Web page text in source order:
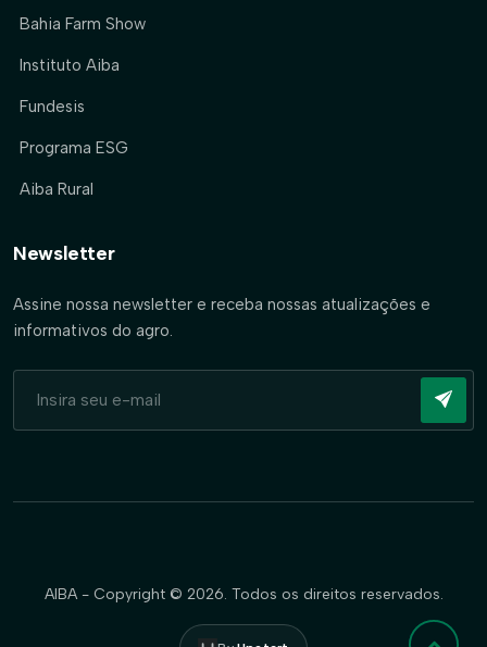
Bahia Farm Show
Instituto Aiba
Fundesis
Programa ESG
Aiba Rural
Newsletter
Assine nossa newsletter e receba nossas atualizações e
informativos do agro.
AIBA - Copyright © 2026. Todos os direitos reservados.